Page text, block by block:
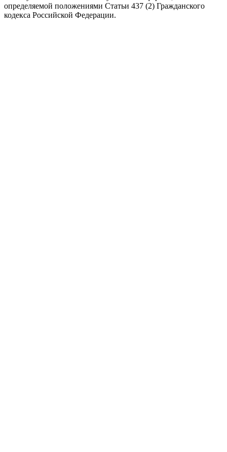
определяемой положениями Статьи 437 (2) Гражданского
кодекса Российской Федерации.